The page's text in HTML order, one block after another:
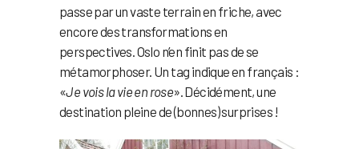
passe par un vaste terrain en friche, avec
encore des transformations en
perspectives. Oslo n’en finit pas de se
métamorphoser. Un tag indique en français :
«Je vois la vie en rose». Décidément, une
destination pleine de (bonnes) surprises !